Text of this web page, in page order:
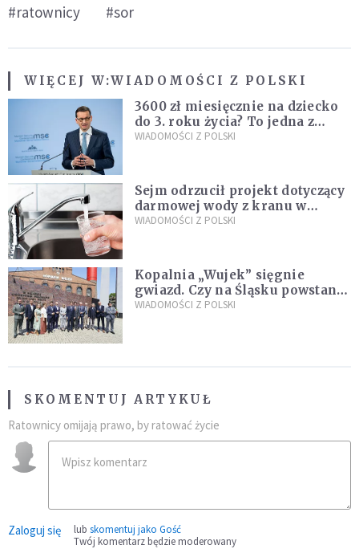
#ratownicy
#sor
WIĘCEJ W:WIADOMOŚCI Z POLSKI
3600 zł miesięcznie na dziecko
do 3. roku życia? To jedna z
propozycji programu "Rozwój
WIADOMOŚCI Z POLSKI
Sejm odrzucił projekt dotyczący
darmowej wody z kranu w
restauracjach
WIADOMOŚCI Z POLSKI
Kopalnia „Wujek” sięgnie
gwiazd. Czy na Śląsku powstanie
„Dolina Krzemowa”?
WIADOMOŚCI Z POLSKI
SKOMENTUJ ARTYKUŁ
Ratownicy omijają prawo, by ratować życie
Zaloguj się lub skomentuj jako Gość
Twój komentarz będzie moderowany